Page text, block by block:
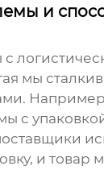
и
с
мы
с
и товар